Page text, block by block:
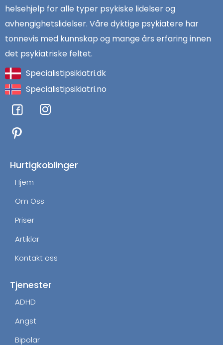
helsehjelp for alle typer psykiske lidelser og
avhengighetslidelser. Våre dyktige psykiatere har
tonnevis med kunnskap og mange års erfaring innen
det psykiatriske feltet.
Specialistipsikiatri.dk
Specialistipsikiatri.no
F
a
c
e
o
k
I
n
g
Hurtigkoblinger
Hjem
Om Oss
Priser
Artiklar
Kontakt oss
Tjenester
ADHD
Angst
Bipolar